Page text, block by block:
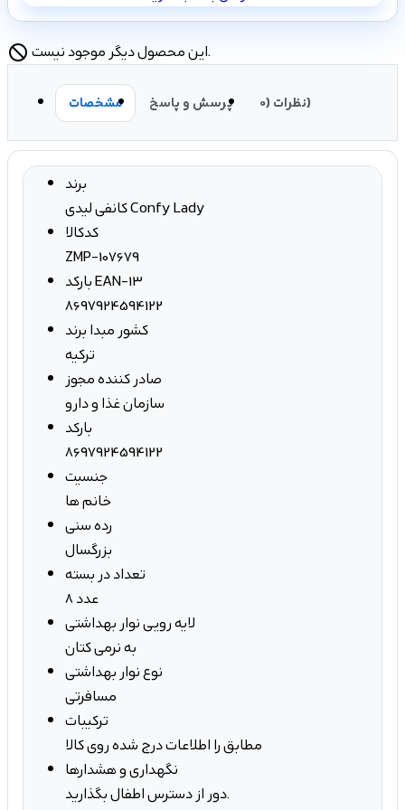
block این محصول دیگر موجود نیست.
مشخصات پرسش و پاسخ نظرات (0)
برند
کانفی لیدی Confy Lady
کدکالا
ZMP-107679
بارکد EAN-13
8697924594122
کشور مبدا برند
ترکیه
صادر کننده مجوز
سازمان غذا و دارو
بارکد
8697924594122
جنسیت
خانم ها
رده سنی
بزرگسال
تعداد در بسته
8 عدد
لایه رویی نوار بهداشتی
به نرمی کتان
نوع نوار بهداشتی
مسافرتی
ترکیبات
مطابق را اطلاعات درج شده روی کالا
نگهداری و هشدارها
دور از دسترس اطفال بگذارید.